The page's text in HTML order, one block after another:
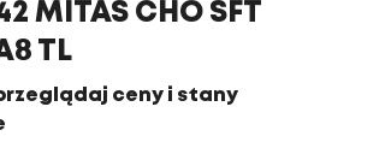
MITAS CHO SFT
TL
ceny i stany